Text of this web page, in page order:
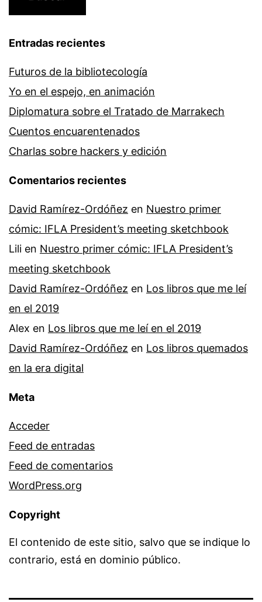
Entradas recientes
Futuros de la bibliotecología
Yo en el espejo, en animación
Diplomatura sobre el Tratado de Marrakech
Cuentos encuarentenados
Charlas sobre hackers y edición
Comentarios recientes
David Ramírez-Ordóñez en Nuestro primer
cómic: IFLA President’s meeting sketchbook
Lili en Nuestro primer cómic: IFLA President’s
meeting sketchbook
David Ramírez-Ordóñez en Los libros que me leí
en el 2019
Alex en Los libros que me leí en el 2019
David Ramírez-Ordóñez en Los libros quemados
en la era digital
Meta
Acceder
Feed de entradas
Feed de comentarios
WordPress.org
Copyright
El contenido de este sitio, salvo que se indique lo
contrario, está en dominio público.